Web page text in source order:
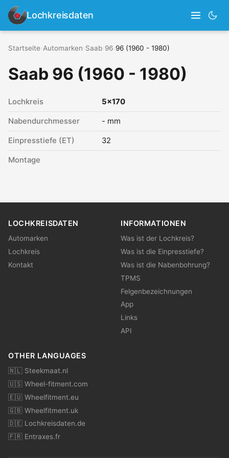
Lochkreisdaten
Startseite Automarken Saab 96 96 (1960 - 1980)
Saab 96 (1960 - 1980)
Lochkreis 5x170
Nabendurchmesser - mm
Einpresstiefe (ET) 32
Montage
LOCHKREISDATEN
Automarken
Lochkreis
Kontakt
INFORMATIONEN
Was ist der Lochkreis?
Was ist die Einpresstiefe?
Was ist die Nabenbohrung?
TPMS
Felgenbezeichnungen
App
Links
API
OTHER LANGUAGES
🇳🇱 Steekmaat.nl
🇺🇸 Wheel-fitment.com
🇪🇺 Wheelfitment.eu
🇬🇧 Wheelfitment.uk
🇩🇪 Lochkreisdaten.de
🇫🇷 Entraxes.fr